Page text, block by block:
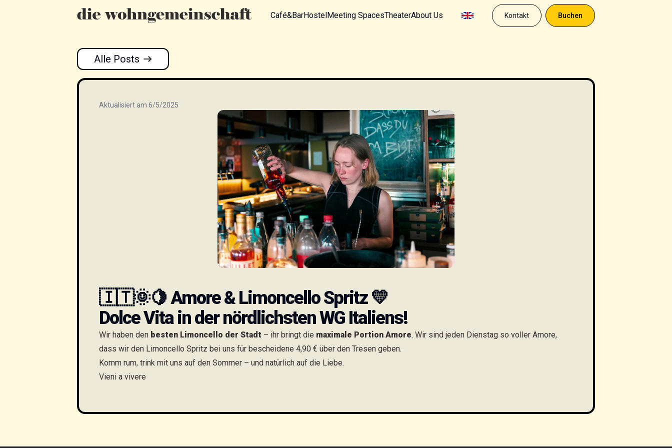
Café&BarHostelMeeting SpacesTheaterAbout Us Kontakt Buchen
Alle Posts
Aktualisiert am 6/5/2025
🇮🇹🌞🍋Amore & Limoncello Spritz💛
Dolce Vita in der nördlichsten WG Italiens!
Wir haben den besten Limoncello der Stadt – ihr bringt die maximale Portion Amore. Wir sind jeden Dienstag so voller Amore,
dass wir den Limoncello Spritz bei uns für bescheidene 4,90 € über den Tresen geben.
Komm rum, trink mit uns auf den Sommer – und natürlich auf die Liebe.
Vieni a vivere